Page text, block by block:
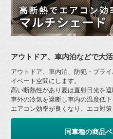
アウトドア、車内泊などで大
アウトドア、車内泊、防犯・プラ
イベート空間にします。
高い断熱性があり夏は直射日光を
車外の冷気を遮断し車内の温度低下
エアコン効率が良くなり、エコ対策
同車種の商品